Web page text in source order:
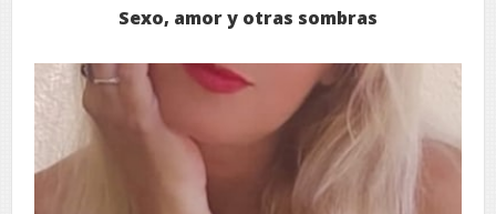
Sexo, amor y otras sombras